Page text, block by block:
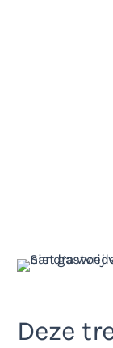
Deze